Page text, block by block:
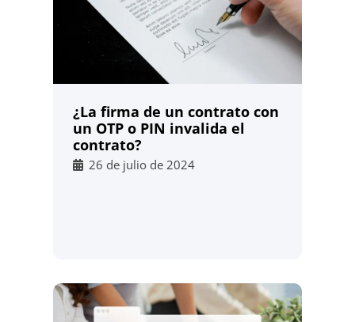
¿La firma de un contrato con
un OTP o PIN invalida el
contrato?
26 de julio de 2024